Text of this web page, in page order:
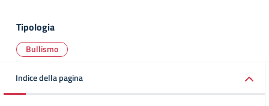
Tipologia
Bullismo
Indice della pagina